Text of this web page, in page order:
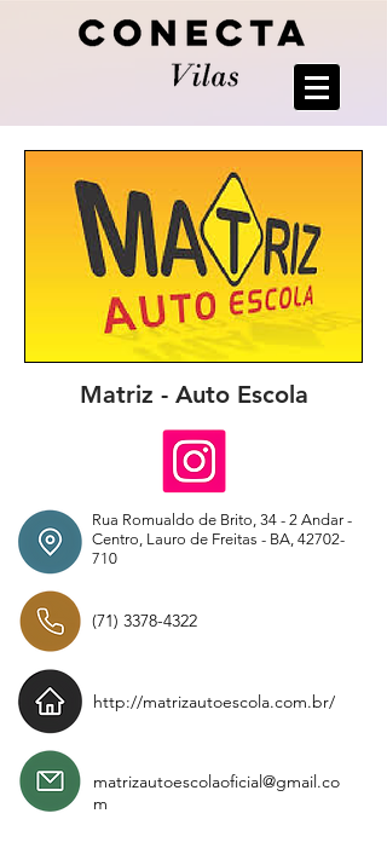
Matriz - Auto Escola
Rua Romualdo de Brito, 34 - 2 Andar -
Centro, Lauro de Freitas - BA, 42702-
710
(71) 3378-4322
http://matrizautoescola.com.br/
matrizautoescolaoficial@gmail.co
m